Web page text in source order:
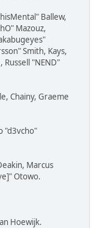
Ballew,
Mazouz,
Smith, Kays,
Russell "NEND"
Chainy, Graeme
"d3vcho"
Marcus
Otowo.
Hoewijk.